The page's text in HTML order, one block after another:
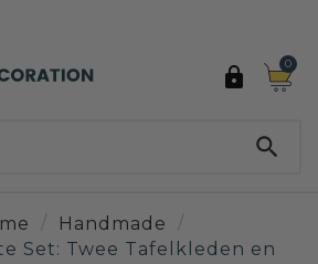

0

Handmade
Set: Twee Tafelkleden en